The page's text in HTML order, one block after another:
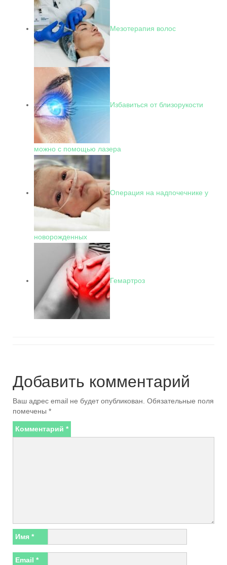
Мезотерапия волос
Избавиться от близорукости
можно с помощью лазера
Операция на надпочечнике у
новорожденных
Гемартроз
Добавить комментарий
Ваш адрес email не будет опубликован. Обязательные поля
помечены *
Комментарий *
Имя *
Email *